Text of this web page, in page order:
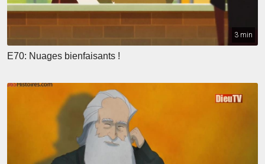
3 min
E70: Nuages bienfaisants !